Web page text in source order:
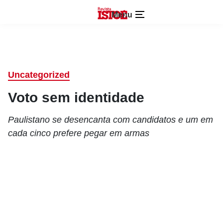
Menu
Uncategorized
Voto sem identidade
Paulistano se desencanta com candidatos e um em
cada cinco prefere pegar em armas